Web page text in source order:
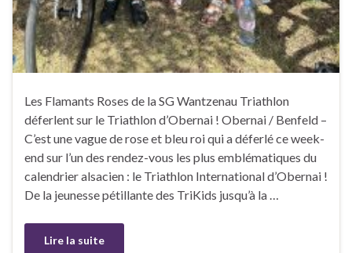
Les Flamants Roses de la SG Wantzenau Triathlon
déferlent sur le Triathlon d’Obernai ! Obernai / Benfeld –
C’est une vague de rose et bleu roi qui a déferlé ce week-
end sur l’un des rendez-vous les plus emblématiques du
calendrier alsacien : le Triathlon International d’Obernai !
De la jeunesse pétillante des TriKids jusqu’à la …
Lire la suite